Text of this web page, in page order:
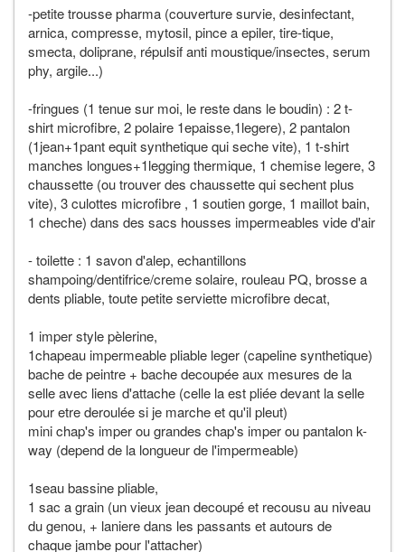
-petite trousse pharma (couverture survie, desinfectant,
arnica, compresse, mytosil, pince a epiler, tire-tique,
smecta, doliprane, répulsif anti moustique/insectes, serum
phy, argile...)
-fringues (1 tenue sur moi, le reste dans le boudin) : 2 t-
shirt microfibre, 2 polaire 1epaisse,1legere), 2 pantalon
(1jean+1pant equit synthetique qui seche vite), 1 t-shirt
manches longues+1legging thermique, 1 chemise legere, 3
chaussette (ou trouver des chaussette qui sechent plus
vite), 3 culottes microfibre , 1 soutien gorge, 1 maillot bain,
1 cheche) dans des sacs housses impermeables vide d'air
- toilette : 1 savon d'alep, echantillons
shampoing/dentifrice/creme solaire, rouleau PQ, brosse a
dents pliable, toute petite serviette microfibre decat,
1 imper style pèlerine,
1chapeau impermeable pliable leger (capeline synthetique)
bache de peintre + bache decoupée aux mesures de la
selle avec liens d'attache (celle la est pliée devant la selle
pour etre deroulée si je marche et qu'il pleut)
mini chap's imper ou grandes chap's imper ou pantalon k-
way (depend de la longueur de l'impermeable)
1seau bassine pliable,
1 sac a grain (un vieux jean decoupé et recousu au niveau
du genou, + laniere dans les passants et autours de
chaque jambe pour l'attacher)